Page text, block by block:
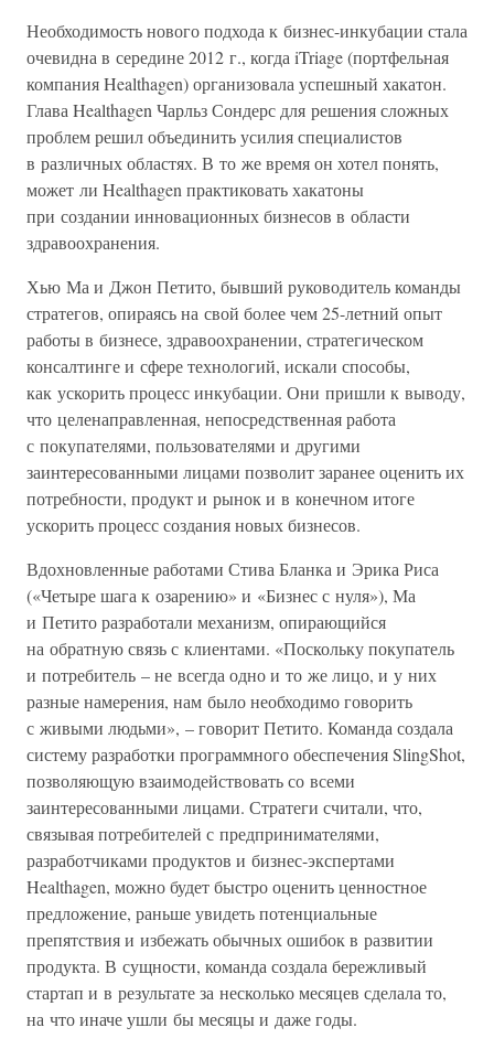
Необходимость нового подхода к бизнес-инкубации стала
очевидна в середине 2012 г., когда iTriage (портфельная
компания Healthagen) организовала успешный хакатон.
Глава Healthagen Чарльз Сондерс для решения сложных
проблем решил объединить усилия специалистов
в различных областях. В то же время он хотел понять,
может ли Healthagen практиковать хакатоны
при создании инновационных бизнесов в области
здравоохранения.
Хью Ма и Джон Петито, бывший руководитель команды
стратегов, опираясь на свой более чем 25-летний опыт
работы в бизнесе, здравоохранении, стратегическом
консалтинге и сфере технологий, искали способы,
как ускорить процесс инкубации. Они пришли к выводу,
что целенаправленная, непосредственная работа
с покупателями, пользователями и другими
заинтересованными лицами позволит заранее оценить их
потребности, продукт и рынок и в конечном итоге
ускорить процесс создания новых бизнесов.
Вдохновленные работами Стива Бланка и Эрика Риса
(«Четыре шага к озарению» и «Бизнес с нуля»), Ма
и Петито разработали механизм, опирающийся
на обратную связь с клиентами. «Поскольку покупатель
и потребитель – не всегда одно и то же лицо, и у них
разные намерения, нам было необходимо говорить
с живыми людьми», – говорит Петито. Команда создала
систему разработки программного обеспечения SlingShot,
позволяющую взаимодействовать со всеми
заинтересованными лицами. Стратеги считали, что,
связывая потребителей с предпринимателями,
разработчиками продуктов и бизнес-экспертами
Healthagen, можно будет быстро оценить ценностное
предложение, раньше увидеть потенциальные
препятствия и избежать обычных ошибок в развитии
продукта. В сущности, команда создала бережливый
стартап и в результате за несколько месяцев сделала то,
на что иначе ушли бы месяцы и даже годы.